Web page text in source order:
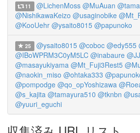
11 @LichenMoss @MuAuan
@NishikawaKeizo @usaginobike
@KooUehr @ysaito8015 @papunoko
25 @ysaito8015 @coboc @edy555
@IBoWPRM3C0yM5LC @inabaure
@masayukiyama @Mt_Fuji3Rest5
@naokin_miso @ohtaka333
@pompodge @qo_opYoshizawa
@s_kajita @tamayura510 @tknbn
@yuuri_eguchi